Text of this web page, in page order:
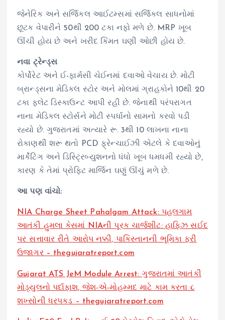
જેનેરિક અને સર્જિકલ આઈટમ્સમાં સર્જિકલ સાધનોમાં
છૂટક વેપારીને 50થી 200 ટકા નફો મળે છે. MRP ખૂબ
ઊંચી હોય છે અને ખરીદ કિંમત ઘણી ઓછી હોય છે.
નવા ટ્રેન્ડ્સ
કોર્પોરેટ અને ઈ-ફાર્મસી ચેઈનમાં દવાઓ વેચાય છે. મોટી
બ્રાન્ડ્સના મેડિકલ સ્ટોર અને મોલમાં ગ્રાહકોને 10થી 20
ટકા ફ્લેટ ડિસ્કાઉન્ટ આપી રહી છે. જેનાથી પરંપરાગત
નાના મેડિકલ સ્ટોર્સને મોટી સ્પર્ધાનો સામનો કરવો પડી
રહ્યો છે. ગુજરાતમાં અત્યારે રૂ. 3થી 10 લાખના નાના
રોકાણથી શરૂ થતો PCD ફ્રેન્ચાઈઝી એટલે કે દવાઓનું
માર્કેટિંગ અને ડિસ્ટ્રિબ્યુશનનો ધંધો ખૂબ ધમધમી રહ્યો છે,
કારણ કે તેમાં પ્રોફિટ માર્જિન ઘણું ઊંચું મળે છે.
આ પણ વાંચો:
NIA Charge Sheet Pahalgam Attack: પહલગામ
આતંકી હુમલા કેસમાં NIAની પૂરક ચાર્જશીટ: હાફિઝ સઈદ
પર સત્તાવાર રીતે આરોપ નક્કી, પાકિસ્તાનની ભૂમિકા ફરી
ઉજાગર – thegujaratreport.com
Gujarat ATS JeM Module Arrest: ગુજરાતમાં આતંકી
મોડ્યુલનો પર્દાફાશ, જેશ-એ-મોહમ્મદ માટે કામ કરતા ૮
શખ્સોની ધરપકડ – thegujaratreport.com